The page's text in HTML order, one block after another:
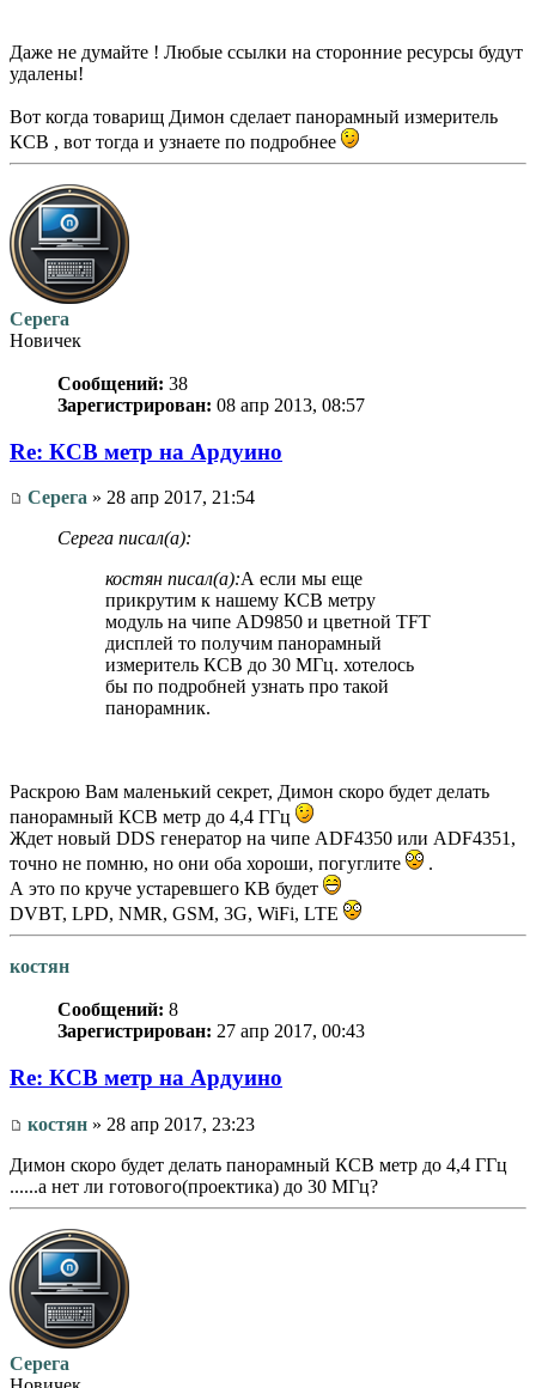
Даже не думайте ! Любые ссылки на сторонние ресурсы будут
удалены!
Вот когда товарищ Димон сделает панорамный измеритель
КСВ , вот тогда и узнаете по подробнее
Серега
Новичек
Сообщений: 38
Зарегистрирован: 08 апр 2013, 08:57
Re: КСВ метр на Ардуино
Серега » 28 апр 2017, 21:54
Серега писал(а):
костян писал(а):А если мы еще
прикрутим к нашему КСВ метру
модуль на чипе AD9850 и цветной TFT
дисплей то получим панорамный
измеритель КСВ до 30 МГц. хотелось
бы по подробней узнать про такой
панорамник.
Раскрою Вам маленький секрет, Димон скоро будет делать
панорамный КСВ метр до 4,4 ГГц
Ждет новый DDS генератор на чипе ADF4350 или ADF4351,
точно не помню, но они оба хороши, погуглите
.
А это по круче устаревшего КВ будет
DVBT, LPD, NMR, GSM, 3G, WiFi, LTE
костян
Сообщений: 8
Зарегистрирован: 27 апр 2017, 00:43
Re: КСВ метр на Ардуино
костян » 28 апр 2017, 23:23
Димон скоро будет делать панорамный КСВ метр до 4,4 ГГц
......а нет ли готового(проектика) до 30 МГц?
Серега